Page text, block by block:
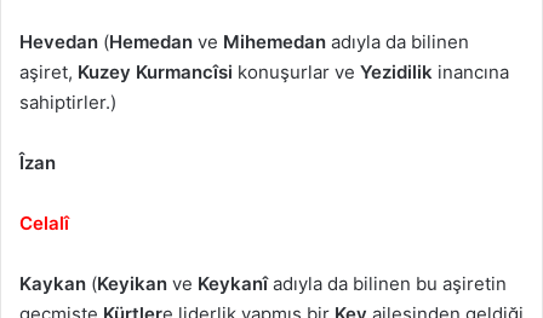
Hevedan (Hemedan ve Mihemedan adıyla da bilinen
aşiret, Kuzey Kurmancîsi konuşurlar ve Yezidilik inancına
sahiptirler.)
Îzan
Celalî
Kaykan (Keyikan ve Keykanîadıyla da bilinen bu aşiretin
geçmişte Kürtlere liderlik yapmış bir Key ailesinden geldiği